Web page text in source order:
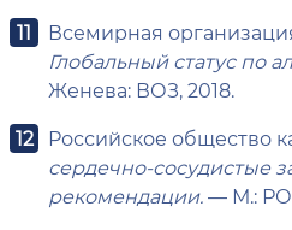
Всемирная
Глобальный статус по
Женева: ВОЗ, 2018.
Российское общество
сердечно-сосудистые
рекомендации.— М.: